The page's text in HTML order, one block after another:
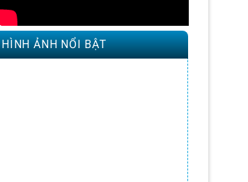
HÌNH ẢNH NỔI BẬT